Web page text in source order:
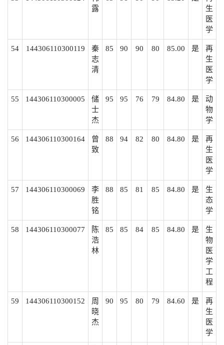
露
生
医
学
54 144306110300119
秦
志
清
85 90 90 80 85.00 是
再
生
医
学
55 144306110300005
储
士
杰
95 95 76 79 84.80 是
动
物
学
56 144306110300164
曾
致
88 94 82 80 84.80 是
再
生
医
学
57 144306110300069
李
胜
铭
88 85 81 85 84.80 是
生
态
学
58 144306110300077
陈
浩
林
85 85 84 85 84.80 是
生
物
医
学
工
程
59 144306110300152
周
晓
杰
90 95 80 79 84.60 是
再
生
医
学